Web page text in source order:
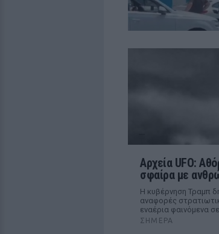
Αρχεία UFO:
σφαίρα με
Η κυβέρνηση Τραμπ
αναφορές
εναέρια φαινόμενα
ΣΉΜΕΡΑ